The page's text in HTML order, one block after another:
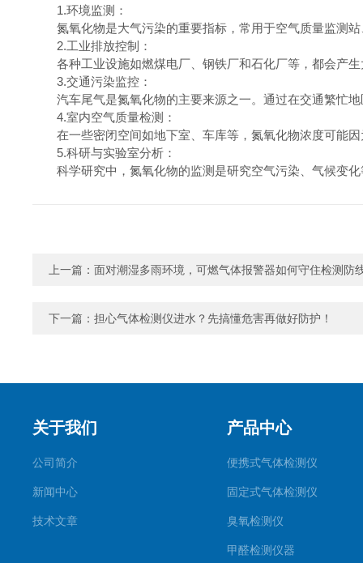
1.环境监测：
氮氧化物是大气污染的重要指标，常用于空气质量监测站
2.工业排放控制：
各种工业设施如燃煤电厂、钢铁厂和石化厂等，都会产生
3.交通污染监控：
汽车尾气是氮氧化物的主要来源之一。通过在交通繁忙地
4.室内空气质量检测：
在一些密闭空间如地下室、车库等，氮氧化物浓度可能因
5.科研与实验室分析：
科学研究中，氮氧化物的监测是研究空气污染、气候变化
上一篇： 面对潮湿多雨环境，可燃气体报警器如何守住检测防
下一篇： 担心气体检测仪进水？先搞懂危害再做好防护！
关于我们
公司简介
新闻中心
技术文章
产品中心
便携式气体检测仪
固定式气体检测仪
臭氧检测仪
甲醛检测仪器